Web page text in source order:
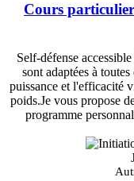
Cours
Self-défense
sont adaptées à
puissance et l'efficacité
poids.Je vous propose
programme